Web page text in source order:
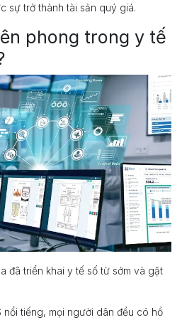
sự trở thành tài sản quý giá.
phong trong y tế
đã triển khai y tế số từ sớm và gặt
nổi tiếng, mọi người dân đều có hồ